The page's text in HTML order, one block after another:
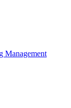
Management